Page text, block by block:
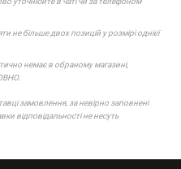
більше двох позицій у розмірі однієї
немає в обраному магазині,
замовлення, за невірно заповнені
відповідальності не несуть